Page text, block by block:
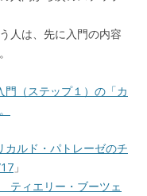
は、先に入門の内容
（ステップ１）の「カ
ルド・パトレーゼのチ
」
ティエリー・ブーツェ